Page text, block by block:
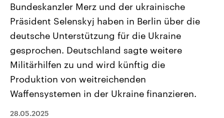
2026
Alle Informationen
Sachsen-Anhalt wählt am 6.
September 2026 einen neuen
Landtag. Seit 2021 wird das
Bundesland von einer Koalition aus
CDU, SPD und FDP regiert.-
Umfragen, Prognosen,
und Hintergründe zu den Parteien
Wahl.
Aktuelle Beiträge,
Hintergründe
Wirtschaftlich und
gehören die Vereinigten
den mächtigsten Ländern
mit großem Einfluss auf
aktuelle Weltgeschehen.
Sendungen Programm Podcasts
Bundeskanzler Merz und der ukrainische
Präsident Selenskyj haben in Berlin über die
deutsche Unterstützung für die Ukraine
gesprochen. Deutschland sagte weitere
Militärhilfen zu und wird künftig die
Produktion von weitreichenden
Waffensystemen in der Ukraine finanzieren.
28.05.2025